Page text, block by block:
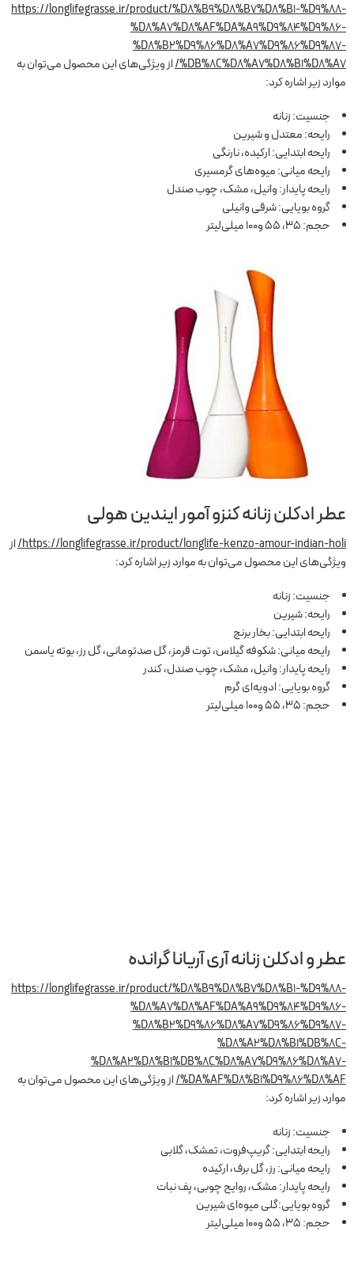
https://longlifegrasse.ir/product/%D8%B9%D8%B7%D8%B1-%D9%88-
%D8%A7%D8%AF%DA%A9%D9%84%D9%86-
%D8%B2%D9%86%D8%A7%D9%86%D9%87-
%DB%8C%D8%A7%D8%B1%D8%A7/ از ویژگی‌های این محصول می‌توان به
موارد زیر اشاره کرد:
جنسیت: زنانه
رایحه: معتدل و شیرین
رایحه ابتدایی: ارکیده، نارنگی
رایحه میانی: میوه‌های گرمسیری
رایحه پایدار: وانیل، مشک، چوب صندل
گروه بویایی: شرقی وانیلی
حجم: 35، 55 و100 میلی‌لیتر
عطر ادکلن زنانه کنزو آمور ایندین هولی
https://longlifegrasse.ir/product/longlife-kenzo-amour-indian-holi/ از
ویژگی‌های این محصول می‌توان به موارد زیر اشاره کرد:
جنسیت: زنانه
رایحه: شیرین
رایحه ابتدایی: بخار برنج
رایحه میانی: شکوفه گیلاس، توت قرمز، گل صدتومانی، گل رز، بوته یاسمن
رایحه پایدار: وانیل، مشک، چوب صندل، کندر
گروه بویایی: ادویه‌ای گرم
حجم: 35، 55 و100 میلی‌لیتر
عطر و ادکلن زنانه آری آریانا گرانده
https://longlifegrasse.ir/product/%D8%B9%D8%B7%D8%B1-%D9%88-
%D8%A7%D8%AF%DA%A9%D9%84%D9%86-
%D8%B2%D9%86%D8%A7%D9%86%D9%87-
%D8%A2%D8%B1%DB%8C-
%D8%A2%D8%B1%DB%8C%D8%A7%D9%86%D8%A7-
%DA%AF%D8%B1%D9%86%D8%AF/ از ویژگی‌های این محصول می‌توان به
موارد زیر اشاره کرد:
جنسیت: زنانه
رایحه ابتدایی: گریپ‌‌فروت، تمشک، گلابی
رایحه میانی: رز، گل برف، ارکیده
رایحه پایدار: مشک، روایح چوبی، پف نبات
گروه بویایی:گلی میوه‌ای شیرین
حجم: 35، 55 و100 میلی‌لیتر